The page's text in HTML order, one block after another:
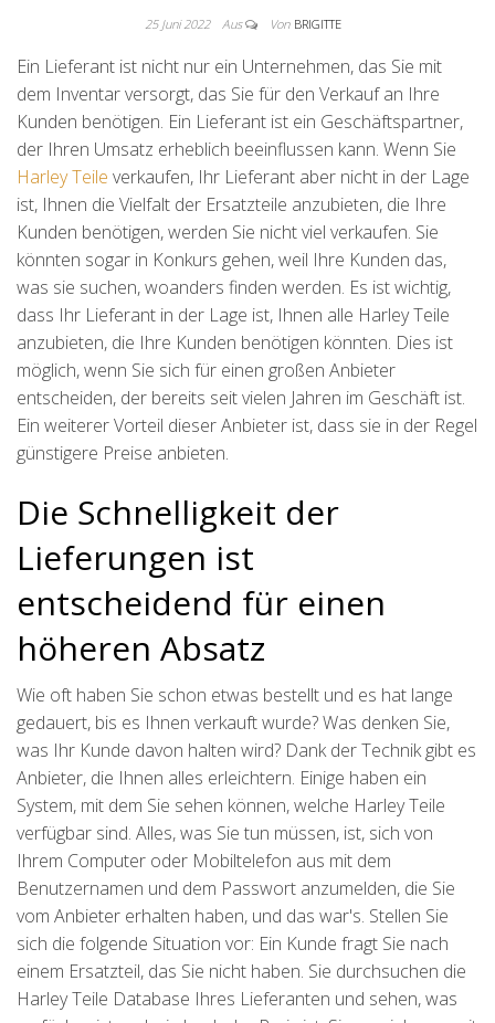
25 Juni 2022 Aus Von BRIGITTE
Ein Lieferant ist nicht nur ein Unternehmen, das Sie mit
dem Inventar versorgt, das Sie für den Verkauf an Ihre
Kunden benötigen. Ein Lieferant ist ein Geschäftspartner,
der Ihren Umsatz erheblich beeinflussen kann. Wenn Sie
Harley Teile verkaufen, Ihr Lieferant aber nicht in der Lage
ist, Ihnen die Vielfalt der Ersatzteile anzubieten, die Ihre
Kunden benötigen, werden Sie nicht viel verkaufen. Sie
könnten sogar in Konkurs gehen, weil Ihre Kunden das,
was sie suchen, woanders finden werden. Es ist wichtig,
dass Ihr Lieferant in der Lage ist, Ihnen alle Harley Teile
anzubieten, die Ihre Kunden benötigen könnten. Dies ist
möglich, wenn Sie sich für einen großen Anbieter
entscheiden, der bereits seit vielen Jahren im Geschäft ist.
Ein weiterer Vorteil dieser Anbieter ist, dass sie in der Regel
günstigere Preise anbieten.
Die Schnelligkeit der
Lieferungen ist
entscheidend für einen
höheren Absatz
Wie oft haben Sie schon etwas bestellt und es hat lange
gedauert, bis es Ihnen verkauft wurde? Was denken Sie,
was Ihr Kunde davon halten wird? Dank der Technik gibt es
Anbieter, die Ihnen alles erleichtern. Einige haben ein
System, mit dem Sie sehen können, welche Harley Teile
verfügbar sind. Alles, was Sie tun müssen, ist, sich von
Ihrem Computer oder Mobiltelefon aus mit dem
Benutzernamen und dem Passwort anzumelden, die Sie
vom Anbieter erhalten haben, und das war's. Stellen Sie
sich die folgende Situation vor: Ein Kunde fragt Sie nach
einem Ersatzteil, das Sie nicht haben. Sie durchsuchen die
Harley Teile Database Ihres Lieferanten und sehen, was